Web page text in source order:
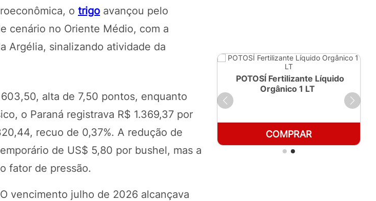
o trigo avançou pelo
cenário no Oriente Médio, com a
Argélia, sinalizando atividade da
alta de 7,50 pontos, enquanto
o Paraná registrava R$ 1.369,37 por
recuo de 0,37%. A redução de
de US$ 5,80 por bushel, mas a
fator de pressão.
vencimento julho de 2026 alcançava
COMPRAR
POTOSÍ Fertilizante Líquido
Orgânico 1 LT
COMPRAR